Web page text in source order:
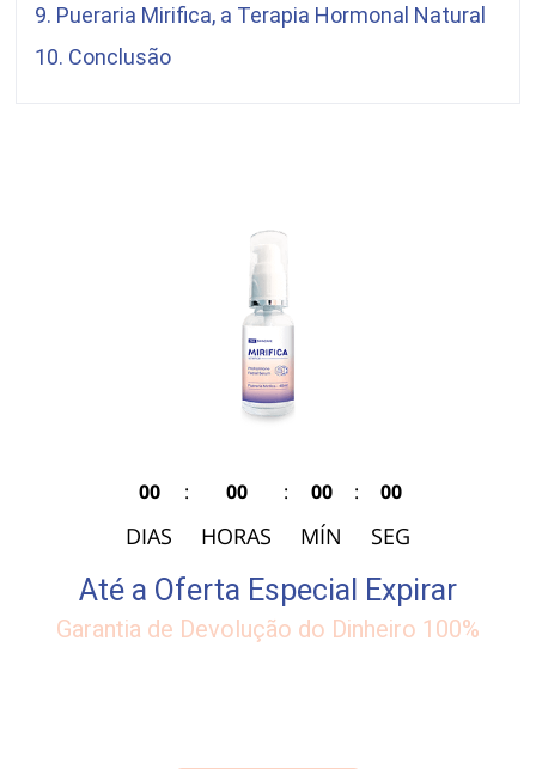
9. Pueraria Mirifica, a Terapia Hormonal Natural
10. Conclusão
00
DIAS
: 00
HORAS
: 00
MÍN
: 00
SEG
Até a Oferta Especial Expirar
Garantia de Devolução do Dinheiro 100%